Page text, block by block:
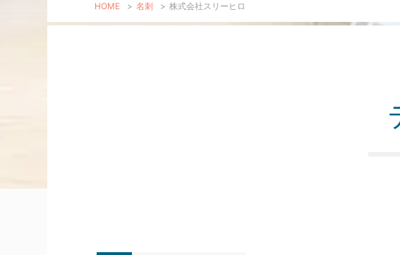
HOME > 名刺 > 株式会社スリーヒロ